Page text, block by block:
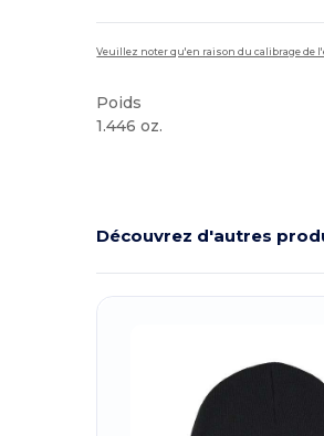
Veuillez noter qu'en raison du calibrage de
Poids
1.446 oz.
Découvrez d'autres